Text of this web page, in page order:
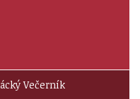
Večerník